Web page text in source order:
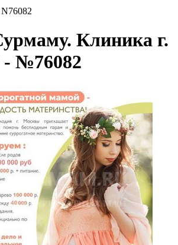
Клиника г.
№76082